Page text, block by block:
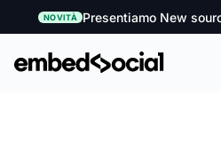
NOVITÀ Presentiamo New